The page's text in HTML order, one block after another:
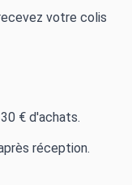
votre colis
€ d'achats.
réception.